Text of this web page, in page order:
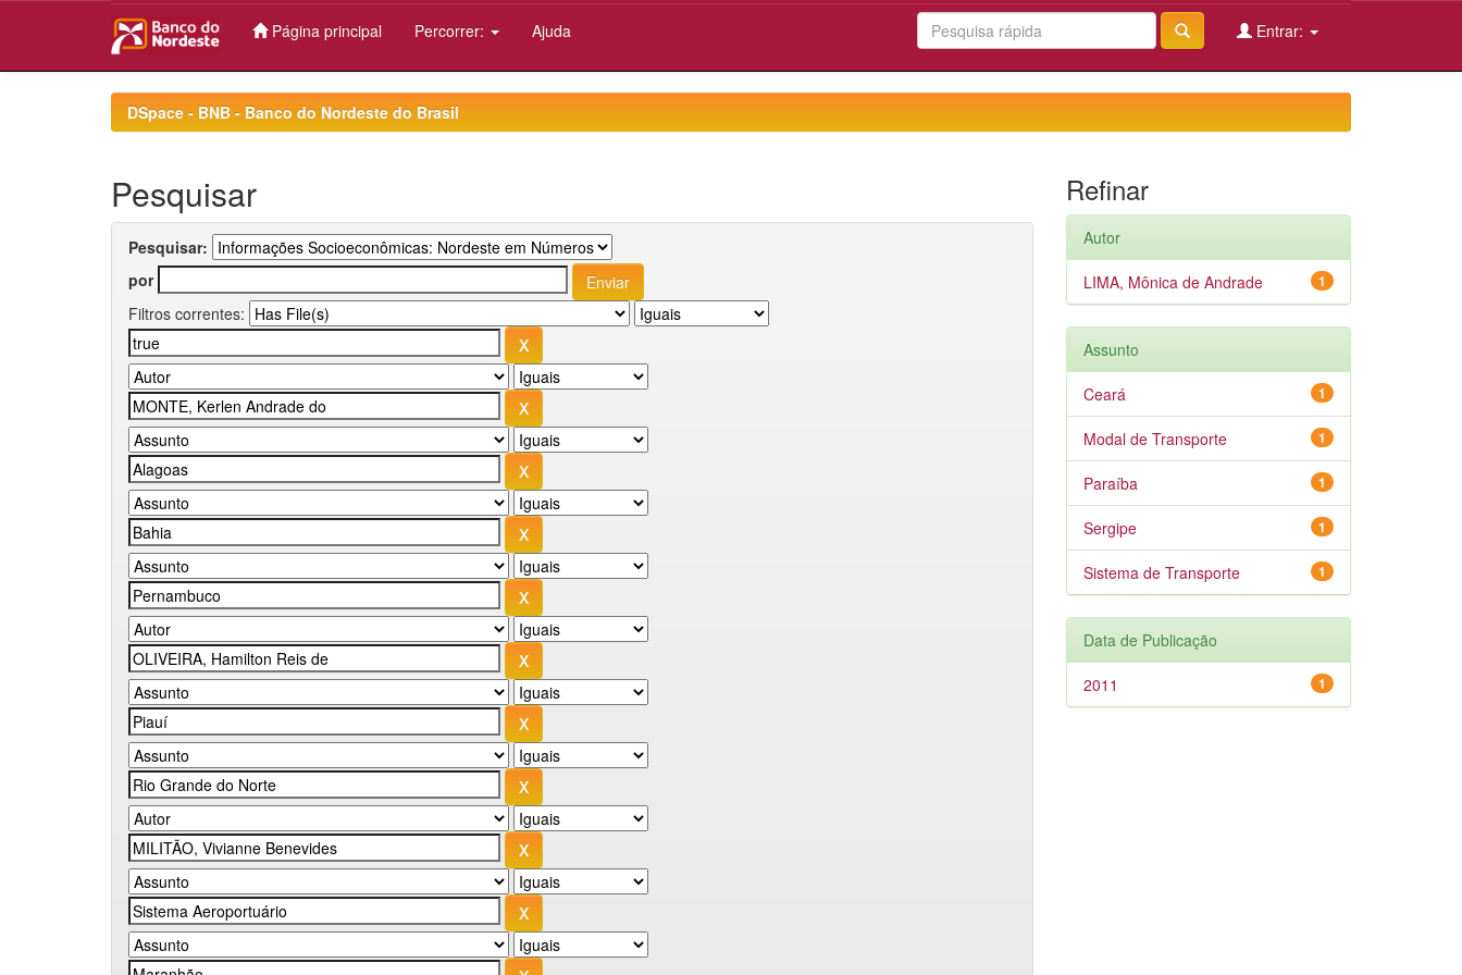
Página principal Percorrer: Ajuda Entrar:
DSpace - BNB - Banco do Nordeste do Brasil
Pesquisar
Pesquisar:
por
Filtros correntes:
Refinar
Autor
1
LIMA, Mônica de Andrade
Assunto
1
Ceará
1
Modal de Transporte
1
Paraíba
1
Sergipe
1
Sistema de Transporte
Data de Publicação
1
2011